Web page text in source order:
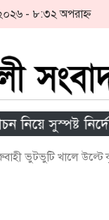
- ৮:৩২ অপরাহ্ন
সুস্পষ্ট নির্দেশনা
ভুটভুটি খালে উল্টে